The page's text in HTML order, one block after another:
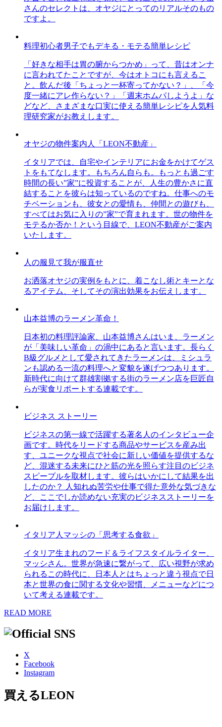
さんのセレクトは、オヤジにとってのリアルそのもの
ですよ。
料理初心者男子でもデキる・モテる簡単レシピ
「好きな相手は胃の腑からつかめ」って、昔はオンナ
に言われてたことですが、今はオトコにも言えるこ
と。飲んだ後「ちょっと一杯寄ってかない？」、「今
度一緒にアレ作らない？」「週末ホムパしようよ」な
どなど、さまざまな口実に使える簡単レシピを人気料
理研究家がお教えします。
オヤジの物件案内人「LEON不動産」
イタリアでは、自宅やインテリアにお金をかけてゲス
トをもてなします。もちろん自らも。もっとも過ごす
時間の長い”家”に投資することが、人生の豊かさに直
結することを彼らは知っているのですね。仕事へのモ
チベーションも、彼女との愛情も、仲間との遊びも、
すべてはお気に入りの”家”で育まれます。世の物件を
モテるか否か！という目線で、LEON不動産がご案内
いたします。
人の服見て我が服直せ
お洒落オヤジの実例をもとに、着こなし術とキーとな
るアイテム、そしてその演出効果をお伝えします。
山本益博のラーメン革命！
日本初の料理評論家、山本益博さんはいま、ラーメン
が「美味しい革命」の渦中にあると言います。長らく
B級グルメとして愛されてきたラーメンは、ミシュラ
ンも認める一流の料理へと変貌を遂げつつあります。
新時代に向けて群雄割拠する街のラーメン店を巨匠自
らが実食リポートする連載です。
ビジネス ストーリー
ビジネスの第一線で活躍する著名人のインタビュー企
画です。時代をリードする商品やサービスを産み出
す、ユニークな視点で社会に新しい価値を提供するな
ど、混迷する未来にひと筋の光を照らす注目のビジネ
スピープルを取材します。彼らはいかにして結果を出
したのか？ 人知れぬ苦労や仕事で得た意外な気づきな
ど、ここでしか読めない充実のビジネスストーリーを
お届けします。
イタリア人マッシの「思考する食欲」
イタリア生まれのフード＆ライフスタイルライター、
マッシさん。世界が急速に繋がって、広い視野が求め
られるこの時代に、日本人とはちょっと違う視点で日
本と世界の食に関する文化や習慣、メニューなどにつ
いて考える連載です。
READ MORE
X
Facebook
Instagram
買えるLEON